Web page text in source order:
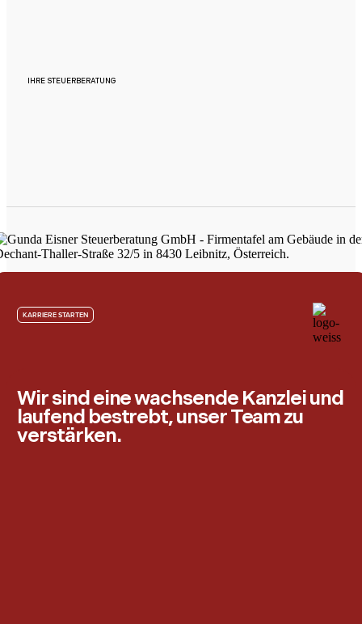
IHRE STEUERBERATUNG
KARRIERE STARTEN
Wir sind eine wachsende Kanzlei und
laufend bestrebt, unser Team zu
verstärken.